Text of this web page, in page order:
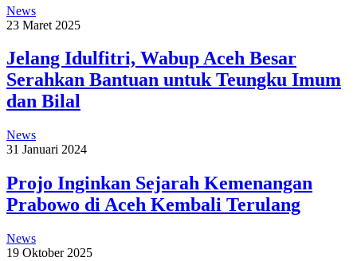
News
23 Maret 2025
Jelang Idulfitri, Wabup Aceh Besar
Serahkan Bantuan untuk Teungku Imum
dan Bilal
News
31 Januari 2024
Projo Inginkan Sejarah Kemenangan
Prabowo di Aceh Kembali Terulang
News
19 Oktober 2025